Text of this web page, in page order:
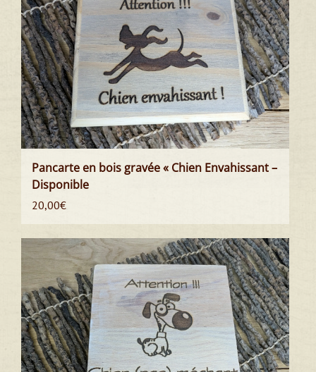
Pancarte en bois gravée « Chien Envahissant –
Disponible
20,00€